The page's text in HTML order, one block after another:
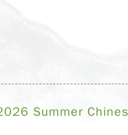
Summer